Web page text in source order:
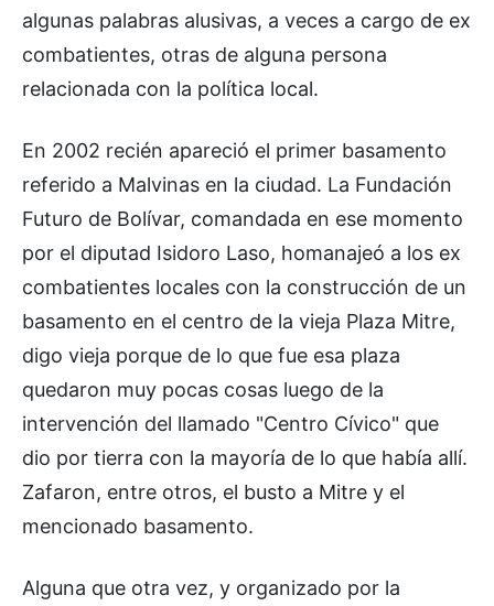
algunas palabras alusivas, a veces a cargo de ex
combatientes, otras de alguna persona
relacionada con la política local.
En 2002 recién apareció el primer basamento
referido a Malvinas en la ciudad. La Fundación
Futuro de Bolívar, comandada en ese momento
por el diputad Isidoro Laso, homanajeó a los ex
combatientes locales con la construcción de un
basamento en el centro de la vieja Plaza Mitre,
digo vieja porque de lo que fue esa plaza
quedaron muy pocas cosas luego de la
intervención del llamado "Centro Cívico" que
dio por tierra con la mayoría de lo que había allí.
Zafaron, entre otros, el busto a Mitre y el
mencionado basamento.
Alguna que otra vez, y organizado por la